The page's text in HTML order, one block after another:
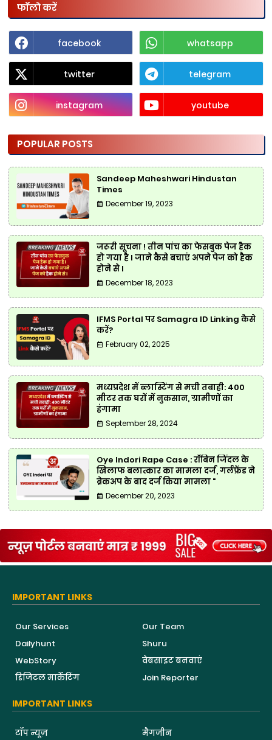
फॉलो करें
facebook whatsapp
twitter telegram
instagram youtube
POPULAR POSTS
Sandeep Maheshwari Hindustan
Times
December 19, 2023
जरूरी सूचना ! तीन पांच का फेसबुक पेज हैक
हो गया है l जाने कैसे बचाएं अपने पेज को हैक
होने से l
December 18, 2023
IFMS Portal पर Samagra ID Linking कैसे
करें?
February 02, 2025
मध्यप्रदेश में ब्लास्टिंग से मची तबाही: 400
मीटर तक घरों में नुकसान, ग्रामीणों का
हंगामा
September 28, 2024
Oye Indori Rape Case : रॉबिन जिंदल के
खिलाफ बलात्कार का मामला दर्ज, गर्लफ्रेंड ने
ब्रेकअप के बाद दर्ज किया मामला "
December 20, 2023
IMPORTANT LINKS
Our Services
Our Team
Dailyhunt
Shuru
WebStory
वेबसाइट बनवाएं
डिजिटल मार्केटिंग
Join Reporter
IMPORTANT LINKS
टॉप न्यूज़
मैगजीन